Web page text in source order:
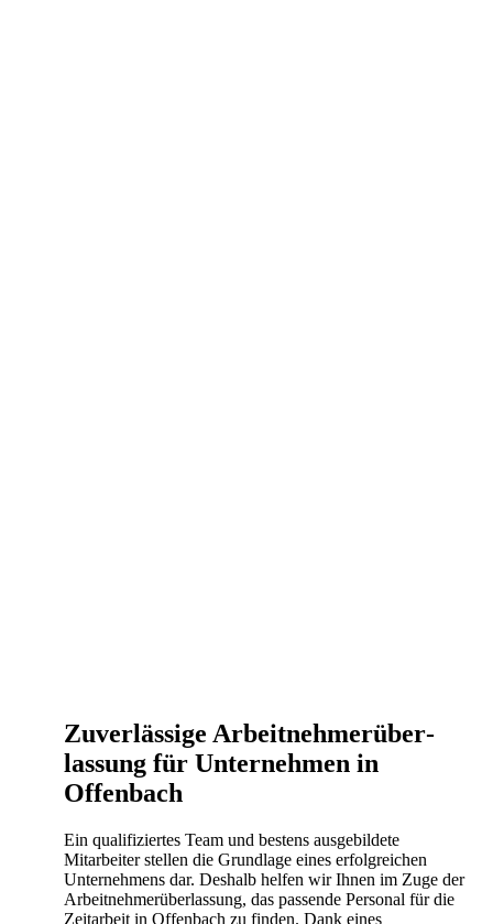
Zuverlässige Arbeit­nehmer­über­
lassung für Unternehmen in
Offenbach
Ein qualifiziertes Team und bestens ausgebildete
Mitarbeiter stellen die Grundlage eines erfolgreichen
Unternehmens dar. Deshalb helfen wir Ihnen im Zuge der
Arbeitnehmerüberlassung, das passende Personal für die
Zeitarbeit in Offenbach zu finden. Dank eines